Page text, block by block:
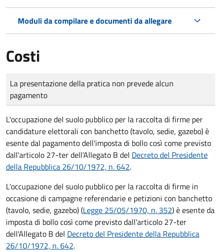
Moduli da compilare e documenti da allegare
Costi
Tipo di pagamento
Importo
La presentazione della pratica non prevede alcun
pagamento
L'occupazione del suolo pubblico per la raccolta di firme per
candidature elettorali con banchetto (tavolo, sedie, gazebo) è
esente dal pagamento dell'imposta di bollo così come previsto
dall'articolo 27-ter dell'Allegato B del Decreto del Presidente
della Repubblica 26/10/1972, n. 642.
L'occupazione del suolo pubblico per la raccolta di firme in
occasione di campagne referendarie e petizioni con banchetto
(tavolo, sedie, gazebo) (Legge 25/05/1970, n. 352) è esente da
imposta di bollo così come previsto dall'articolo 27-ter
dell'Allegato B del Decreto del Presidente della Repubblica
26/10/1972, n. 642.